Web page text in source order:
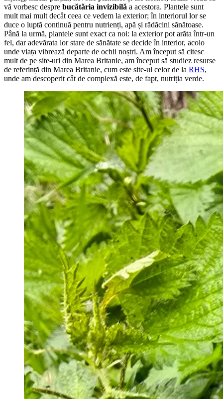
vă vorbesc despre bucătăria invizibilă a acestora. Plantele sunt
mult mai mult decât ceea ce vedem la exterior; în interiorul lor se
duce o luptă continuă pentru nutrienți, apă și rădăcini sănătoase.
Până la urmă, plantele sunt exact ca noi: la exterior pot arăta într-un
fel, dar adevărata lor stare de sănătate se decide în interior, acolo
unde viața vibrează departe de ochii noștri. Am început să citesc
mult de pe site-uri din Marea Britanie, am început să studiez resurse
de referință din Marea Britanie, cum este site-ul celor de la RHS,
unde am descoperit cât de complexă este, de fapt, nutriția verde.